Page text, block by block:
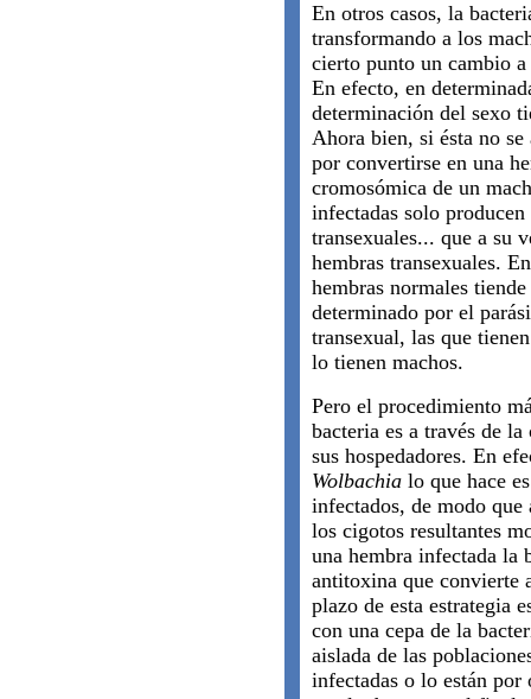
En otros casos, la
transformando a los
cierto punto un cambio
En efecto, en
determinación del sexo
Ahora bien, si ésta no
por convertirse en una
cromosómica de un
infectadas solo
transexuales... que a su
hembras transexuales.
hembras normales
determinado por el
transexual, las que
lo tienen machos.
Pero el procedimiento
bacteria es a través de
sus hospedadores. En
Wolbachia lo que hace
infectados, de modo que
los cigotos resultantes
una hembra infectada la
antitoxina que convierte
plazo de esta estrategia
con una cepa de la
aislada de las
infectadas o lo están por